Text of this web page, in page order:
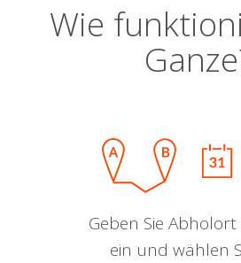
Wie
Geben Sie
ein und wählen